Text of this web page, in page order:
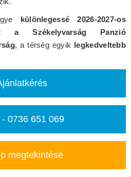
különlegessé 2026-2027-os
a Székelyvarság Panzió
, a térség egyik legkedveltebb
0736 651 069
megtekintése